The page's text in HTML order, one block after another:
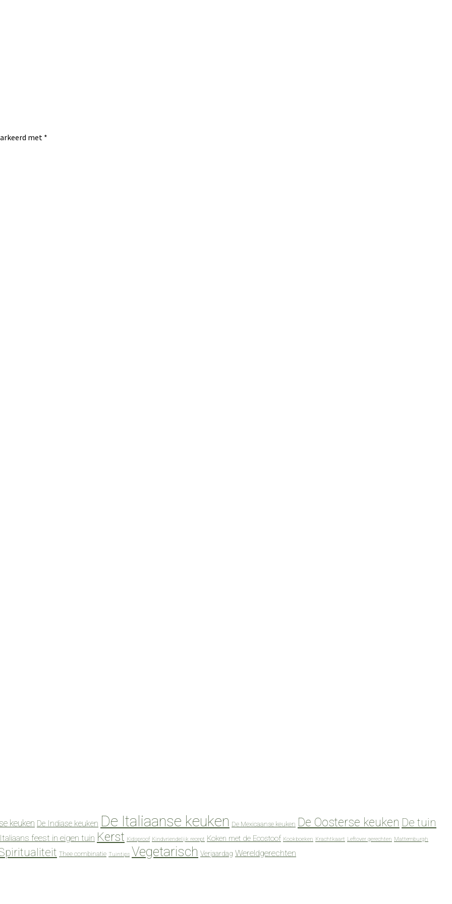
met *
keuken De Indiase keuken De Italiaanse keuken De Mexicaanse keuken De Oosterse keuken De tuin
Italiaans feest in eigen tuin Kerst Kidsproof Kindvriendelijk recept Koken met de Ecostoof Kookboeken Krachtkaart Leftover gerechten Mattemburgh
Thee combinatie Tuintips Vegetarisch Verjaardag Wereldgerechten